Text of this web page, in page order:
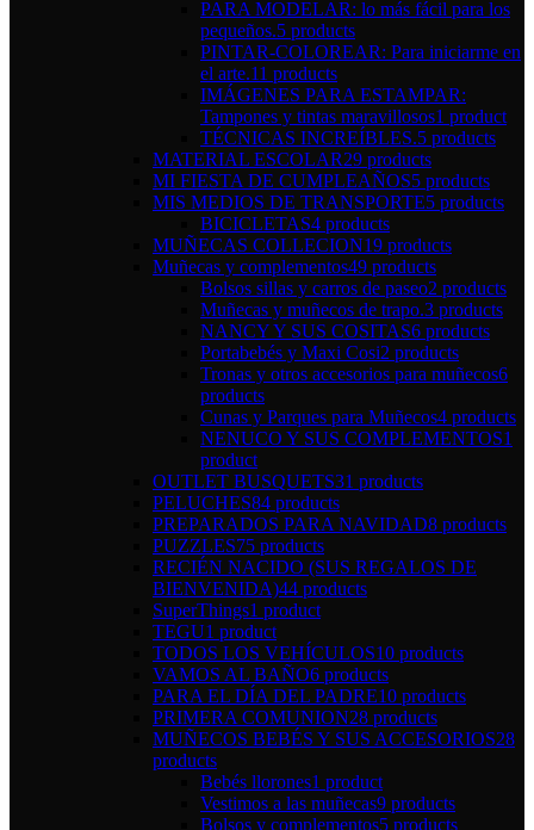
PARA MODELAR: lo más fácil para los
pequeños.5 products
PINTAR-COLOREAR: Para iniciarme en
el arte.11 products
IMÁGENES PARA ESTAMPAR:
Tampones y tintas maravillosos1 product
TÉCNICAS INCREÍBLES.5 products
MATERIAL ESCOLAR29 products
MI FIESTA DE CUMPLEAÑOS5 products
MIS MEDIOS DE TRANSPORTE5 products
BICICLETAS4 products
MUÑECAS COLLECION19 products
Muñecas y complementos49 products
Bolsos sillas y carros de paseo2 products
Muñecas y muñecos de trapo.3 products
NANCY Y SUS COSITAS6 products
Portabebés y Maxi Cosi2 products
Tronas y otros accesorios para muñecos6
products
Cunas y Parques para Muñecos4 products
NENUCO Y SUS COMPLEMENTOS1
product
OUTLET BUSQUETS31 products
PELUCHES84 products
PREPARADOS PARA NAVIDAD8 products
PUZZLES75 products
RECIÉN NACIDO (SUS REGALOS DE
BIENVENIDA)44 products
SuperThings1 product
TEGU1 product
TODOS LOS VEHÍCULOS10 products
VAMOS AL BAÑO6 products
PARA EL DÍA DEL PADRE10 products
PRIMERA COMUNION28 products
MUÑECOS BEBÉS Y SUS ACCESORIOS28
products
Bebés llorones1 product
Vestimos a las muñecas9 products
Bolsos y complementos5 products